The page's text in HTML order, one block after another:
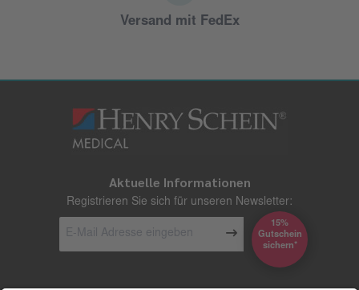
Versand mit FedEx
Aktuelle Informationen
Registrieren Sie sich für unseren Newsletter:
15%
Gutschein
*sichern